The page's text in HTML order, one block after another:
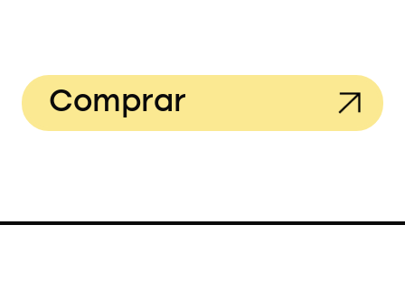
Comprar